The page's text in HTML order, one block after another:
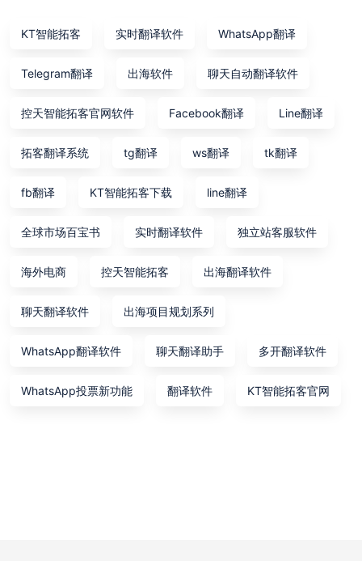
KT智能拓客 实时翻译软件 WhatsApp翻译
Telegram翻译 出海软件 聊天自动翻译软件
控天智能拓客官网软件 Facebook翻译 Line翻译
拓客翻译系统 tg翻译 ws翻译 tk翻译
fb翻译 KT智能拓客下载 line翻译
全球市场百宝书 实时翻译软件 独立站客服软件
海外电商 控天智能拓客 出海翻译软件
聊天翻译软件 出海项目规划系列
WhatsApp翻译软件 聊天翻译助手 多开翻译软件
WhatsApp投票新功能 翻译软件 KT智能拓客官网